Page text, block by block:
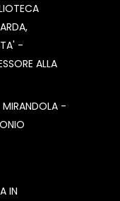
-
ALLA
MIRANDOLA -
IN